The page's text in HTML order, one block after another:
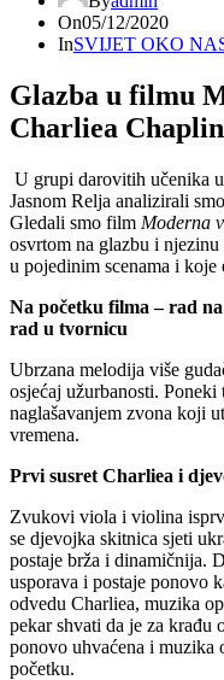
On05/12/2020
InSVIJET OKO
Glazba u filmu
Charliea
U grupi darovitih učenika
Jasnom Relja analizirali
Gledali smo film Moderna
osvrtom na glazbu i
u pojedinim scenama i koje
Na početku filma – rad
rad u tvornicu
Ubrzana melodija više
osjećaj užurbanosti.
naglašavanjem zvona koji
vremena.
Prvi susret Charliea i
Zvukovi viola i violina
se djevojka skitnica sjeti
postaje brža i dinamičnija.
usporava i postaje ponovo
odvedu Charliea, muzika
pekar shvati da je za krađu
ponovo uhvaćena i muzika
početku.